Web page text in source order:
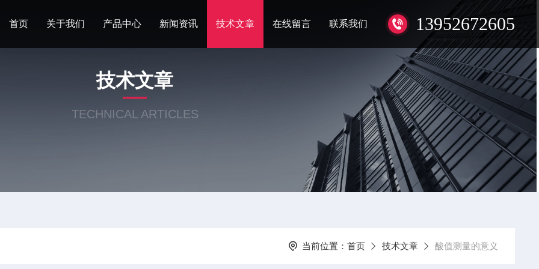
13952672605
首页 关于我们 产品中心 新闻资讯 技术文章 在线留言 联系我们
技术文章
TECHNICAL ARTICLES
当前位置： 首页 技术文章 酸值测量的意义